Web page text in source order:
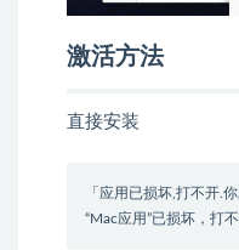
激活方法
直接安装
「应用已损坏,打不开.
“Mac应用”已损坏，打